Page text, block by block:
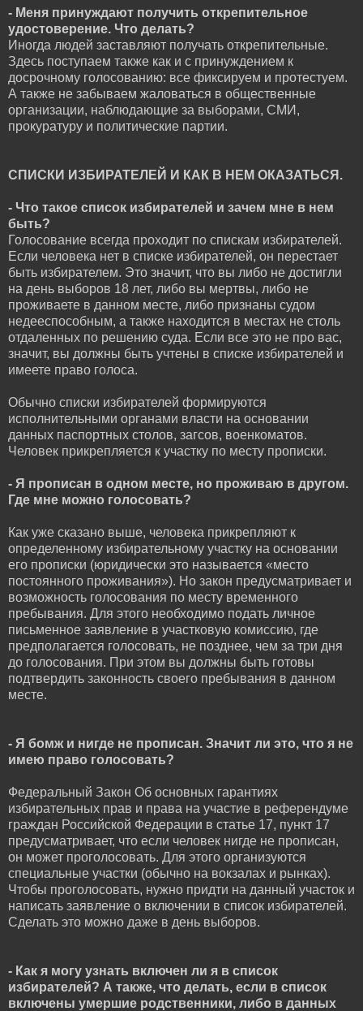
- Меня принуждают получить открепительное
удостоверение. Что делать?
Иногда людей заставляют получать открепительные.
Здесь поступаем также как и с принуждением к
досрочному голосованию: все фиксируем и протестуем.
А также не забываем жаловаться в общественные
организации, наблюдающие за выборами, СМИ,
прокуратуру и политические партии.
СПИСКИ ИЗБИРАТЕЛЕЙ И КАК В НЕМ ОКАЗАТЬСЯ.
- Что такое список избирателей и зачем мне в нем
быть?
Голосование всегда проходит по спискам избирателей.
Если человека нет в списке избирателей, он перестает
быть избирателем. Это значит, что вы либо не достигли
на день выборов 18 лет, либо вы мертвы, либо не
проживаете в данном месте, либо признаны судом
недееспособным, а также находится в местах не столь
отдаленных по решению суда. Если все это не про вас,
значит, вы должны быть учтены в списке избирателей и
имеете право голоса.
Обычно списки избирателей формируются
исполнительными органами власти на основании
данных паспортных столов, загсов, военкоматов.
Человек прикрепляется к участку по месту прописки.
- Я прописан в одном месте, но проживаю в другом.
Где мне можно голосовать?
Как уже сказано выше, человека прикрепляют к
определенному избирательному участку на основании
его прописки (юридически это называется «место
постоянного проживания»). Но закон предусматривает и
возможность голосования по месту временного
пребывания. Для этого необходимо подать личное
письменное заявление в участковую комиссию, где
предполагается голосовать, не позднее, чем за три дня
до голосования. При этом вы должны быть готовы
подтвердить законность своего пребывания в данном
месте.
- Я бомж и нигде не прописан. Значит ли это, что я не
имею право голосовать?
Федеральный Закон Об основных гарантиях
избирательных прав и права на участие в референдуме
граждан Российской Федерации в статье 17, пункт 17
предусматривает, что если человек нигде не прописан,
он может проголосовать. Для этого организуются
специальные участки (обычно на вокзалах и рынках).
Чтобы проголосовать, нужно придти на данный участок и
написать заявление о включении в список избирателей.
Сделать это можно даже в день выборов.
- Как я могу узнать включен ли я в список
избирателей? А также, что делать, если в список
включены умершие родственники, либо в данных